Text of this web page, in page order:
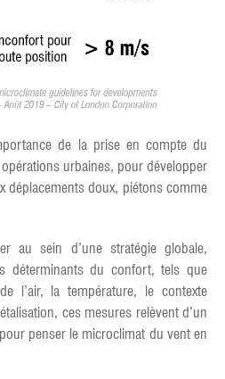
de la prise en compte du
urbaines, pour développer
déplacements doux, piétons comme
au sein d’une stratégie globale,
déterminants du confort, tels que
l’air, la température, le contexte
ces mesures relèvent d’un
penser le microclimat du vent en